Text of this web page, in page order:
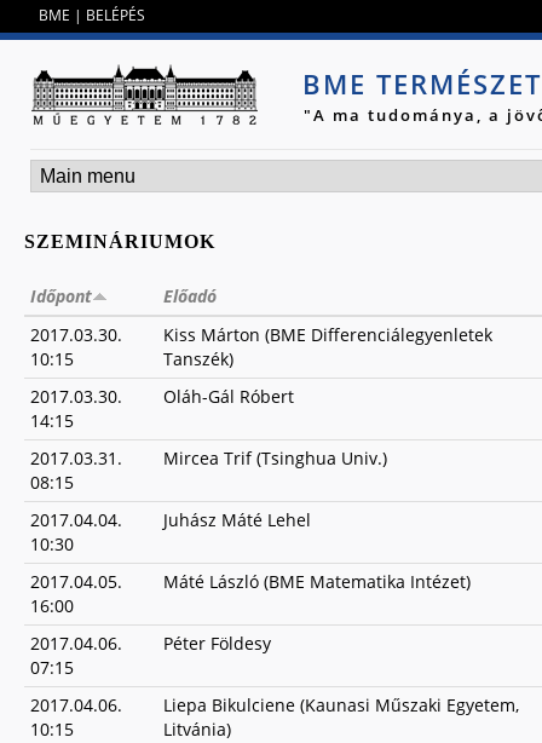
BME | BELÉPÉS
BME
"A ma tudománya, a
SZEMINÁRIUMOK
Időpont
Előadó
2017.03.30.
10:15
Kiss Márton (BME Differenciálegyenletek
Tanszék)
2017.03.30.
14:15
Oláh-Gál Róbert
2017.03.31.
08:15
Mircea Trif (Tsinghua Univ.)
2017.04.04.
10:30
Juhász Máté Lehel
2017.04.05.
16:00
Máté László (BME Matematika Intézet)
2017.04.06.
07:15
Péter Földesy
2017.04.06.
10:15
Liepa Bikulciene (Kaunasi Műszaki Egyetem,
Litvánia)